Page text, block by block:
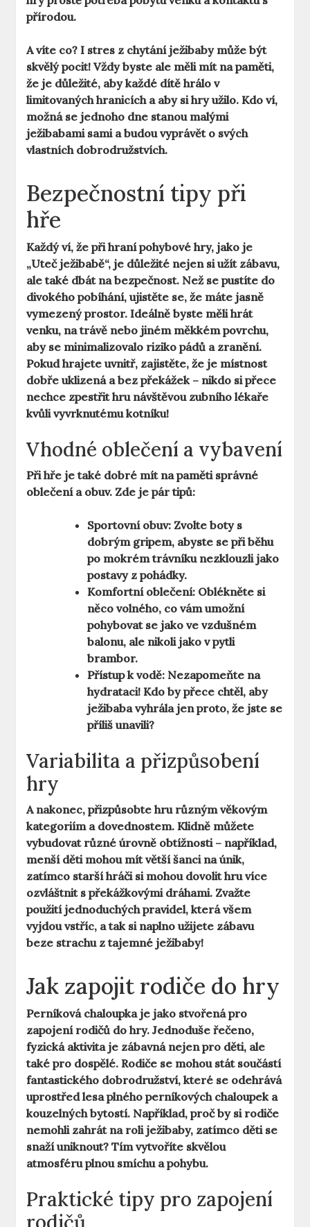
přírodou.
A víte co? I stres z chytání ježibaby může být
skvělý pocit! Vždy byste ale měli mít na paměti,
že je důležité, aby každé dítě hrálo v
limitovaných hranicích a aby si hry užilo. Kdo ví,
možná se jednoho dne stanou malými
ježibabami sami a budou vyprávět o svých
vlastních dobrodružstvích.
Bezpečnostní tipy při
hře
Každý ví, že při hraní pohybové hry, jako je
„Uteč ježibabě“, je důležité nejen si užít zábavu,
ale také dbát na bezpečnost. Než se pustíte do
divokého pobíhání, ujistěte se, že máte jasně
vymezený prostor. Ideálně byste měli hrát
venku, na trávě nebo jiném měkkém povrchu,
aby se minimalizovalo riziko pádů a zranění.
Pokud hrajete uvnitř, zajistěte, že je místnost
dobře uklizená a bez překážek – nikdo si přece
nechce zpestřit hru návštěvou zubního lékaře
kvůli vyvrknutému kotníku!
Vhodné oblečení a vybavení
Při hře je také dobré mít na paměti správné
oblečení a obuv. Zde je pár tipů:
Sportovní obuv: Zvolte boty s
dobrým gripem, abyste se při běhu
po mokrém trávníku nezklouzli jako
postavy z pohádky.
Komfortní oblečení: Oblékněte si
něco volného, co vám umožní
pohybovat se jako ve vzdušném
balonu, ale nikoli jako v pytli
brambor.
Přístup k vodě: Nezapomeňte na
hydrataci! Kdo by přece chtěl, aby
ježibaba vyhrála jen proto, že jste se
příliš unavili?
Variabilita a přizpůsobení
hry
A nakonec, přizpůsobte hru různým věkovým
kategoriím a dovednostem. Klidně můžete
vybudovat různé úrovně obtížnosti – například,
menší děti mohou mít větší šanci na únik,
zatímco starší hráči si mohou dovolit hru více
ozvláštnit s překážkovými dráhami. Zvažte
použití jednoduchých pravidel, která všem
vyjdou vstříc, a tak si naplno užijete zábavu
beze strachu z tajemné ježibaby!
Jak zapojit rodiče do hry
Perníková chaloupka je jako stvořená pro
zapojení rodičů do hry. Jednoduše řečeno,
fyzická aktivita je zábavná nejen pro děti, ale
také pro dospělé. Rodiče se mohou stát součástí
fantastického dobrodružství, které se odehrává
uprostřed lesa plného perníkových chaloupek a
kouzelných bytostí. Například, proč by si rodiče
nemohli zahrát na roli ježibaby, zatímco děti se
snaží uniknout? Tím vytvoříte skvělou
atmosféru plnou smíchu a pohybu.
Praktické tipy pro zapojení